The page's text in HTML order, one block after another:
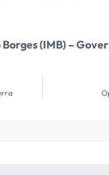
(IMB) –